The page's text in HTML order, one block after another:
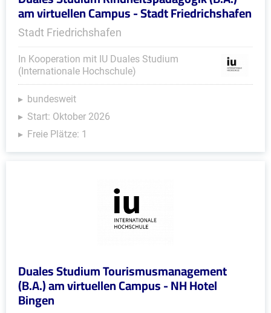
am virtuellen Campus - Stadt Friedrichshafen
Stadt Friedrichshafen
In Kooperation mit IU Duales Studium
(Internationale Hochschule)
bundesweit
Start: Oktober 2026
Freie Plätze: 1
Duales Studium Tourismusmanagement
(B.A.) am virtuellen Campus - NH Hotel
Bingen